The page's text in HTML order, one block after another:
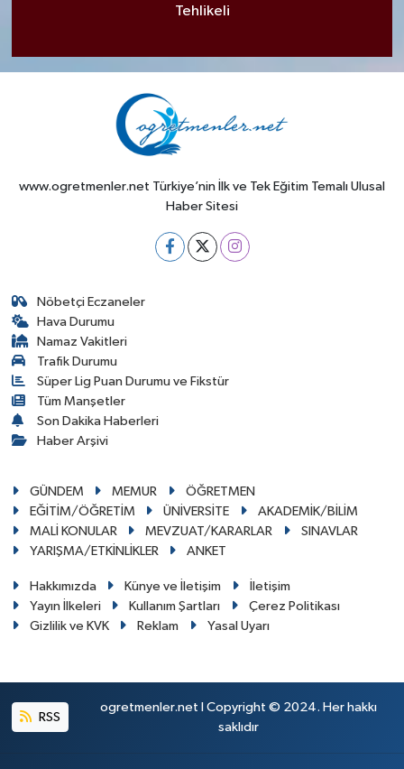
Tehlikeli
www.ogretmenler.net Türkiye’nin İlk ve Tek Eğitim Temalı Ulusal
Haber Sitesi
Nöbetçi Eczaneler
Hava Durumu
Namaz Vakitleri
Trafik Durumu
Süper Lig Puan Durumu ve Fikstür
Tüm Manşetler
Son Dakika Haberleri
Haber Arşivi
GÜNDEM MEMUR
ÖĞRETMEN
EĞİTİM/ÖĞRETİM
ÜNİVERSİTE
AKADEMİK/BİLİM
MALİ KONULAR
MEVZUAT/KARARLAR
SINAVLAR
YARIŞMA/ETKİNLİKLER
ANKET
Hakkımızda Künye ve İletişim
İletişim
Yayın İlkeleri
Kullanım Şartları
Çerez Politikası
Gizlilik ve KVK
Reklam Yasal Uyarı
RSS
ogretmenler.net I Copyright © 2024. Her hakkı
saklıdır